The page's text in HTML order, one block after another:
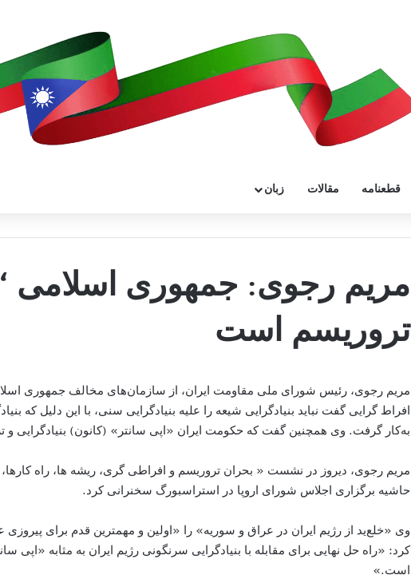
قطعنامه مقالات زبان
مریم رجوی: جمهوری اسلامی
تروریسم است
مریم رجوی، رئیس شورای ملی مقاومت ایران، از سازمان‌های مخالف جمهوری
افراط گرایی گفت نباید بنیادگرایی شیعه را علیه بنیادگرایی سنی، با این دلیل که
به‌کار گرفت. وی همچنین گفت که حکومت ایران «اپی سانتر» (کانون) بنیادگرایی
مریم رجوی، دیروز در نشست « بحران تروریسم و افراطی گری، ریشه ها، راه
حاشیه برگزاری اجلاس شورای اروپا در استراسبورگ سخنرانی کرد.
وی «خلع‌ید از رژیم ایران در عراق و سوریه» را «اولین و مهمترین قدم برای پیروزی
کرد: «راه حل نهایی برای مقابله با بنیادگرایی سرنگونی رژیم ایران به مثابه «اپی
است.»